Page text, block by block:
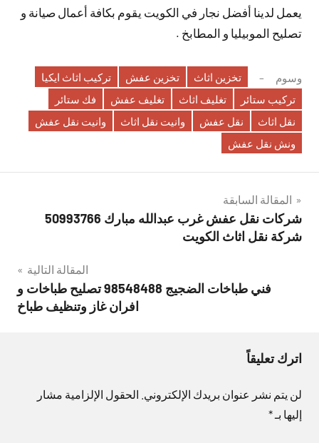
يعمل لدينا أفضل نجار في الكويت يقوم بكافة أعمال صيانة و
تصليح الموبيليا و المطابخ .
وسوم تخزين اثاث تخزين عفش
تركيب اثاث ايكيا
تركيب ستائر
تغليف اثاث تغليف عفش
فك ستائر
نقل اثاث
نقل عفش وانيت نقل اثاث
وانيت نقل عفش
ونش نقل عفش
تصفّح
المقالات
المقالة السابقة
شركات نقل عفش غرب عبدالله مبارك 50993766
شركة نقل اثاث الكويت
المقالة التالية
فني طباخات الضجيج 98548488 تصليح طباخات و
افران غاز وتنظيف طباخ
اترك تعليقاً
لن يتم نشر عنوان بريدك الإلكتروني. الحقول الإلزامية مشار
إليها بـ*